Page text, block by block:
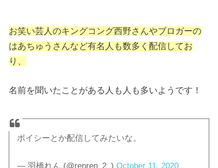
お笑い芸人のキングコング西野さんやブロガーの
はあちゅうさんなど有名人も数多く配信してお
り、
名前を聞いたことがある人も人も多いようです！
ボイシーとか配信してみたいな。
— 羽橋れん (@renren_2_)October 11, 2020